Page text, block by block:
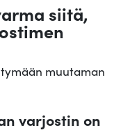
siitä,
muutaman
varjostin on